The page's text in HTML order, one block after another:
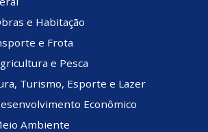
e Habitação
e Frota
e Pesca
Turismo, Esporte e Lazer
Econômico
Ambiente